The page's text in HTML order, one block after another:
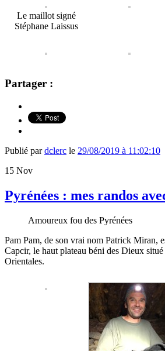
Le maillot signé
Stéphane Laissus
Partager :
Publié pardclerc le 29/08/2019 à 11:02:10
15 Nov
Pyrénées : mes randos
Amoureux fou des Pyrénées
Pam Pam, de son vrai nom Patrick Miran,
Capcir, le haut plateau béni des Dieux situé
Orientales.